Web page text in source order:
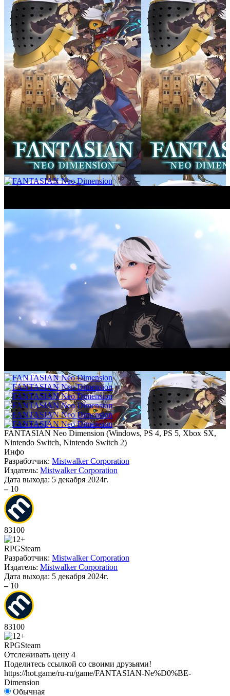
FANTASIAN Neo Dimension (Windows, PS 4, PS 5, Xbox SX,
Nintendo Switch, Nintendo Switch 2)
Инфо
Разработчик: Mistwalker Corporation
Издатель: Mistwalker Corporation
Дата выхода: 5 декабря 2024г.
– 10
83100
RPGSteam
Разработчик: Mistwalker Corporation
Издатель: Mistwalker Corporation
Дата выхода: 5 декабря 2024г.
– 10
83100
RPGSteam
Отслеживать цену 4
Поделитесь ссылкой со своими друзьями!
https://hot.game/ru-ru/game/FANTASIAN-Ne%D0%BE-
Dimension
Обычная